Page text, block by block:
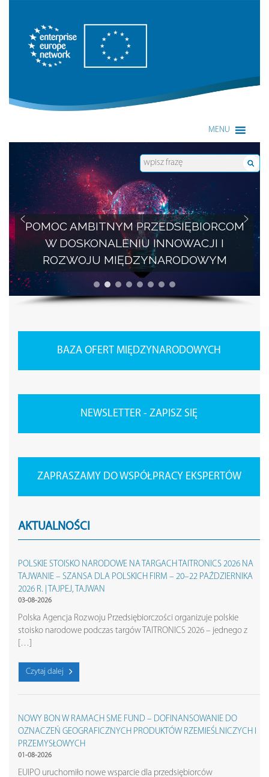
Enterprise Europe Network
MENU
POMOC AMBITNYM PRZEDSIĘBIORCOM
W DOSKONALENIU INNOWACJI I
ROZWOJU MIĘDZYNARODOWYM
BAZA OFERT MIĘDZYNARODOWYCH
NEWSLETTER - ZAPISZ SIĘ
ZAPRASZAMY DO WSPÓŁPRACY EKSPERTÓW
AKTUALNOŚCI
POLSKIE STOISKO NARODOWE NA TARGACH TAITRONICS 2026 NA
TAJWANIE – SZANSA DLA POLSKICH FIRM – 20–22 PAŹDZIERNIKA
2026 R. | TAJPEJ, TAJWAN
03-08-2026
Polska Agencja Rozwoju Przedsiębiorczości organizuje polskie
stoisko narodowe podczas targów TAITRONICS 2026 – jednego z
[…]
Czytaj dalej
NOWY BON W RAMACH SME FUND – DOFINANSOWANIE DO
OZNACZEŃ GEOGRAFICZNYCH PRODUKTÓW RZEMIEŚLNICZYCH I
PRZEMYSŁOWYCH
01-08-2026
EUIPO uruchomiło nowe wsparcie dla przedsiębiorców